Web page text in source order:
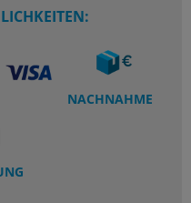
NACHNAHME